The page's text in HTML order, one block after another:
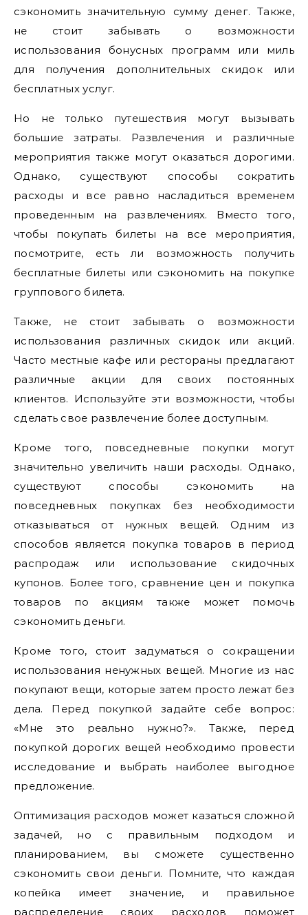
сэкономить значительную сумму денег. Также,
не стоит забывать о возможности
использования бонусных программ или миль
для получения дополнительных скидок или
бесплатных услуг.
Но не только путешествия могут вызывать
большие затраты. Развлечения и различные
мероприятия также могут оказаться дорогими.
Однако, существуют способы сократить
расходы и все равно насладиться временем
проведенным на развлечениях. Вместо того,
чтобы покупать билеты на все мероприятия,
посмотрите, есть ли возможность получить
бесплатные билеты или сэкономить на покупке
группового билета.
Также, не стоит забывать о возможности
использования различных скидок или акций.
Часто местные кафе или рестораны предлагают
различные акции для своих постоянных
клиентов. Используйте эти возможности, чтобы
сделать свое развлечение более доступным.
Кроме того, повседневные покупки могут
значительно увеличить наши расходы. Однако,
существуют способы сэкономить на
повседневных покупках без необходимости
отказываться от нужных вещей. Одним из
способов является покупка товаров в период
распродаж или использование скидочных
купонов. Более того, сравнение цен и покупка
товаров по акциям также может помочь
сэкономить деньги.
Кроме того, стоит задуматься о сокращении
использования ненужных вещей. Многие из нас
покупают вещи, которые затем просто лежат без
дела. Перед покупкой задайте себе вопрос:
«Мне это реально нужно?». Также, перед
покупкой дорогих вещей необходимо провести
исследование и выбрать наиболее выгодное
предложение.
Оптимизация расходов может казаться сложной
задачей, но с правильным подходом и
планированием, вы сможете существенно
сэкономить свои деньги. Помните, что каждая
копейка имеет значение, и правильное
распределение своих расходов поможет